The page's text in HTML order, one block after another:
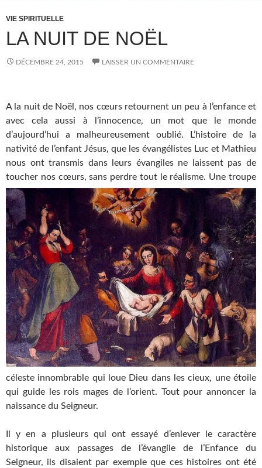
VIE SPIRITUELLE
LA NUIT DE NOËL
DÉCEMBRE 24, 2015 LAISSER UN COMMENTAIRE
A la nuit de Noël, nos cœurs retournent un peu à l’enfance et
avec cela aussi à l’innocence, un mot que le monde
d’aujourd’hui a malheureusement oublié. L’histoire de la
nativité de l’enfant Jésus, que les évangélistes Luc et Mathieu
nous ont transmis dans leurs évangiles ne laissent pas de
toucher nos cœurs, sans perdre tout le réalisme. Une troupe
céleste innombrable qui loue Dieu dans les cieux, une étoile
qui guide les rois mages de l’orient. Tout pour annoncer la
naissance du Seigneur.
Il y en a plusieurs qui ont essayé d’enlever le caractère
historique aux passages de l’évangile de l’Enfance du
Seigneur, ils disaient par exemple que ces histoires ont été